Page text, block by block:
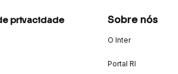
privacidade Sobre nós
O Inter
Portal RI